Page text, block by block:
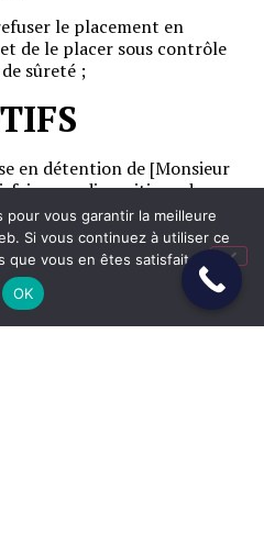
le placement en
et dele placer sous contrôle
de sûreté ;
en détention de [Monsieur
auxdispositionsde
pénale etdeprendre
àtouslesactesdela
serarequis etdenoustenir
contrôle
le
vous garantir la meilleure
Si vous continuez à utiliser ce
que vous en êtes satisfait.
OK